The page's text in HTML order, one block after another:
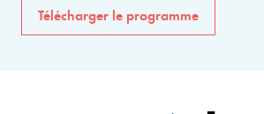
Télécharger le programme